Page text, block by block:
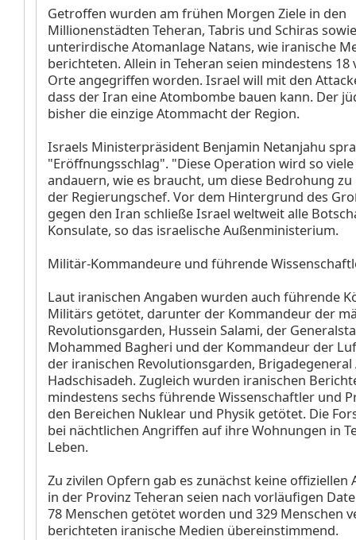
Getroffen wurden am frühen Morgen Ziele in den
Millionenstädten Teheran, Tabris und Schiras
unterirdische Atomanlage Natans, wie iranische
berichteten. Allein in Teheran seien mindestens 18
Orte angegriffen worden. Israel will mit den
dass der Iran eine Atombombe bauen kann. Der
bisher die einzige Atommacht der Region.
Israels Ministerpräsident Benjamin Netanjahu
"Eröffnungsschlag". "Diese Operation wird so viele
andauern, wie es braucht, um diese Bedrohung
der Regierungschef. Vor dem Hintergrund des
gegen den Iran schließe Israel weltweit alle
Konsulate, so das israelische Außenministerium.
Militär-Kommandeure und führende
Laut iranischen Angaben wurden auch führende
Militärs getötet, darunter der Kommandeur der
Revolutionsgarden, Hussein Salami, der
Mohammed Bagheri und der Kommandeur der
der iranischen Revolutionsgarden, Brigadegeneral
Hadschisadeh. Zugleich wurden iranischen
mindestens sechs führende Wissenschaftler und
den Bereichen Nuklear und Physik getötet. Die
bei nächtlichen Angriffen auf ihre Wohnungen in
Leben.
Zu zivilen Opfern gab es zunächst keine offiziellen
in der Provinz Teheran seien nach vorläufigen
78 Menschen getötet worden und 329 Menschen
berichteten iranische Medien übereinstimmend.